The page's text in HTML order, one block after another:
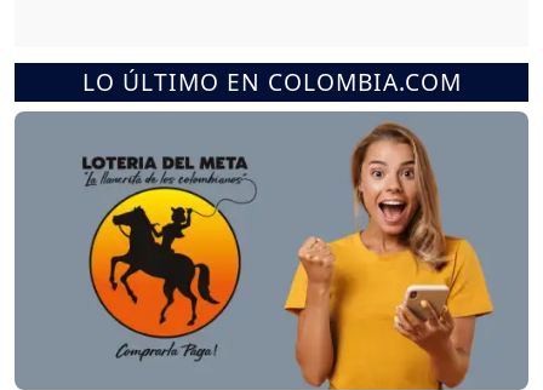
LO ÚLTIMO EN COLOMBIA.COM